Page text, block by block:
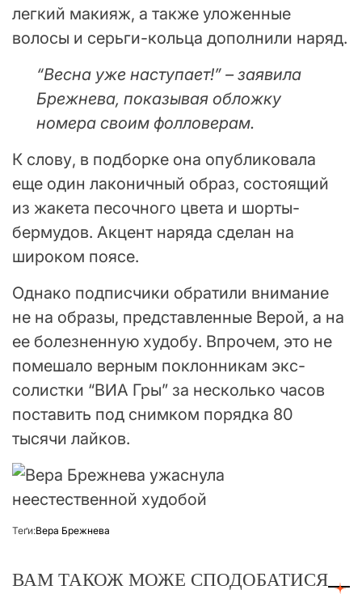
легкий макияж, а также уложенные
волосы и серьги-кольца дополнили наряд.
“Весна уже наступает!” – заявила
Брежнева, показывая обложку
номера своим фолловерам.
К слову, в подборке она опубликовала
еще один лаконичный образ, состоящий
из жакета песочного цвета и шорты-
бермудов. Акцент наряда сделан на
широком поясе.
Однако подписчики обратили внимание
не на образы, представленные Верой, а на
ее болезненную худобу. Впрочем, это не
помешало верным поклонникам экс-
солистки “ВИА Гры” за несколько часов
поставить под снимком порядка 80
тысячи лайков.
Теґи:Вера Брежнева
ВАМ ТАКОЖ МОЖЕ СПОДОБАТИСЯ